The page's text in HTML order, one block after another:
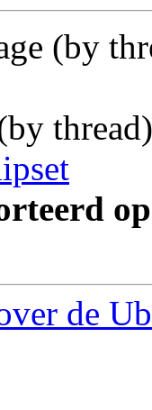
(by
de